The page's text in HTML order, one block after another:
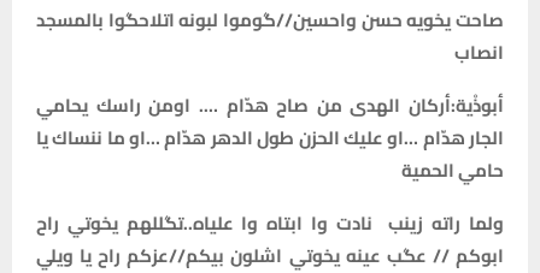
صاحت يخويه حسن واحسين//گوموا لبونه اتلاحگوا بالمسجد
انصاب
أبوذْية:أركان الهدى من صاح هدّام …. اومن راسك يحامي
الجار هدّام …او عليك الحزن طول الدهر هدّام …او ما ننساك يا
حامي الحمية
ولما راته زينب نادت وا ابتاه وا علياه..تگللهم يخوتي راح
ابوكم // عگب عينه يخوتي اشلون بيكم//عزكم راح يا ويلي